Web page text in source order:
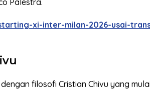
Palestra.
xi-inter-milan-2026-usai-
filosofi Cristian Chivu yang